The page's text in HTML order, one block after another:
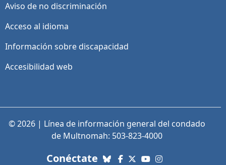
Aviso de no discriminación
Acceso al idioma
Información sobre discapacidad
Accesibilidad web
© 2026 | Línea de información general del condado
de Multnomah: 503-823-4000
Conéctate con nosotros. Enlaces a
Bluesky
Facebook
X (Twitter)
YouTube
Instagram